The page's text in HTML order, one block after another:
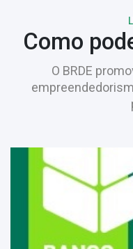
Como
O BRDE